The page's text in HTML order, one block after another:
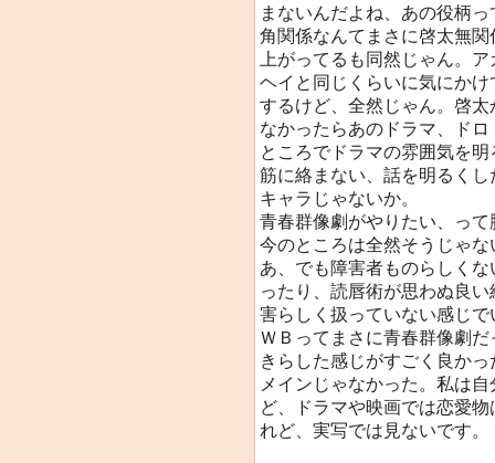
まないんだよね、あの役柄
角関係なんてまさに啓太無
上がってるも同然じゃん。
ヘイと同じくらいに気にか
するけど、全然じゃん。啓
なかったらあのドラマ、ド
ところでドラマの雰囲気を
筋に絡まない、話を明るく
キャラじゃないか。
青春群像劇がやりたい、っ
今のところは全然そうじゃ
あ、でも障害者ものらしく
ったり、読唇術が思わぬ良
害らしく扱っていない感じで
ＷＢってまさに青春群像劇
きらした感じがすごく良か
メインじゃなかった。私は
ど、ドラマや映画では恋愛
れど、実写では見ないです。